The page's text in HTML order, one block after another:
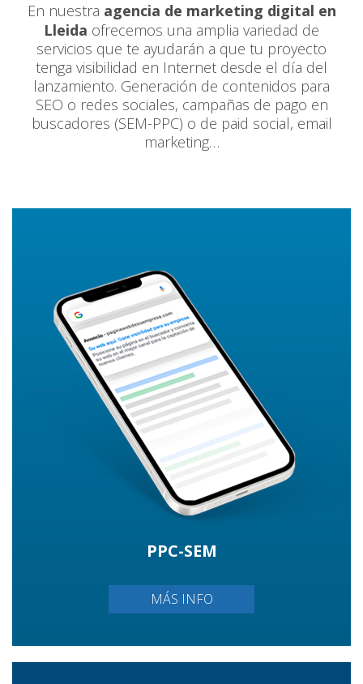
En nuestra agencia de marketing digital en
Lleida ofrecemos una amplia variedad de
servicios que te ayudarán a que tu proyecto
tenga visibilidad en Internet desde el día del
lanzamiento. Generación de contenidos para
SEO o redes sociales, campañas de pago en
buscadores (SEM-PPC) o de paid social, email
marketing…
PPC-SEM
MÁS INFO